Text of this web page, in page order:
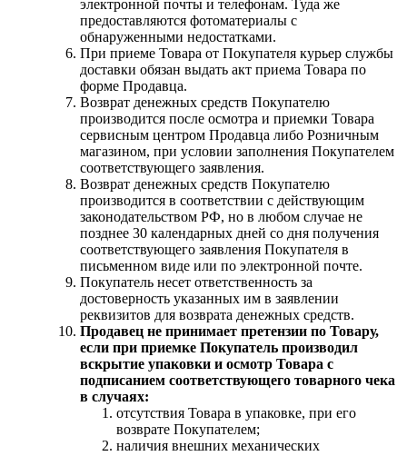
электронной почты и телефонам. Туда же
предоставляются фотоматериалы с
обнаруженными недостатками.
При приеме Товара от Покупателя курьер службы
доставки обязан выдать акт приема Товара по
форме Продавца.
Возврат денежных средств Покупателю
производится после осмотра и приемки Товара
сервисным центром Продавца либо Розничным
магазином, при условии заполнения Покупателем
соответствующего заявления.
Возврат денежных средств Покупателю
производится в соответствии с действующим
законодательством РФ, но в любом случае не
позднее 30 календарных дней со дня получения
соответствующего заявления Покупателя в
письменном виде или по электронной почте.
Покупатель несет ответственность за
достоверность указанных им в заявлении
реквизитов для возврата денежных средств.
Продавец не принимает претензии по Товару,
если при приемке Покупатель производил
вскрытие упаковки и осмотр Товара с
подписанием соответствующего товарного чека
в случаях:
отсутствия Товара в упаковке, при его
возврате Покупателем;
наличия внешних механических